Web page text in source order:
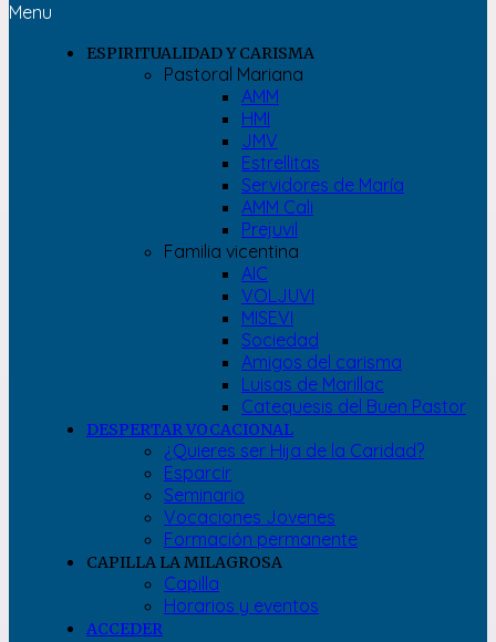
Menu
ESPIRITUALIDAD Y CARISMA
Pastoral Mariana
AMM
HMI
JMV
Estrellitas
Servidores de María
AMM Cali
Prejuvil
Familia vicentina
AIC
VOLJUVI
MISEVI
Sociedad
Amigos del carisma
Luisas de Marillac
Catequesis del Buen Pastor
DESPERTAR VOCACIONAL
¿Quieres ser Hija de la Caridad?
Esparcir
Seminario
Vocaciones Jovenes
Formación permanente
CAPILLA LA MILAGROSA
Capilla
Horarios y eventos
ACCEDER